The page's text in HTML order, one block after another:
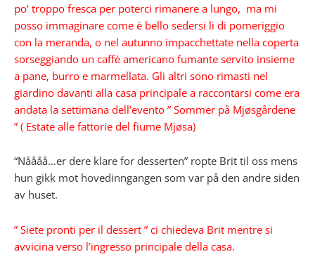
po’ troppo fresca per poterci rimanere a lungo, ma mi
posso immaginare come è bello sedersi li di pomeriggio
con la meranda, o nel autunno impacchettate nella coperta
sorseggiando un caffè americano fumante servito insieme
a pane, burro e marmellata. Gli altri sono rimasti nel
giardino davanti alla casa principale a raccontarsi come era
andata la settimana dell’evento ” Sommer på Mjøsgårdene
” ( Estate alle fattorie del fiume Mjøsa)
“Nåååå…er dere klare for desserten” ropte Brit til oss mens
hun gikk mot hovedinngangen som var på den andre siden
av huset.
” Siete pronti per il dessert ” ci chiedeva Brit mentre si
avvicina verso l’ingresso principale della casa.